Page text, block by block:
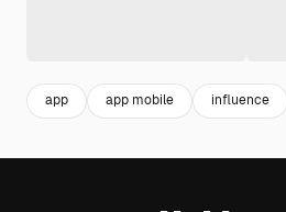
app app mobile influence